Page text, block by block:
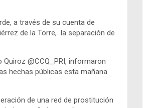
a través de su cuenta de
de la Torre, la separación de
@CCQ_PRI, informaron
hechas públicas esta mañana
de una red de prostitución